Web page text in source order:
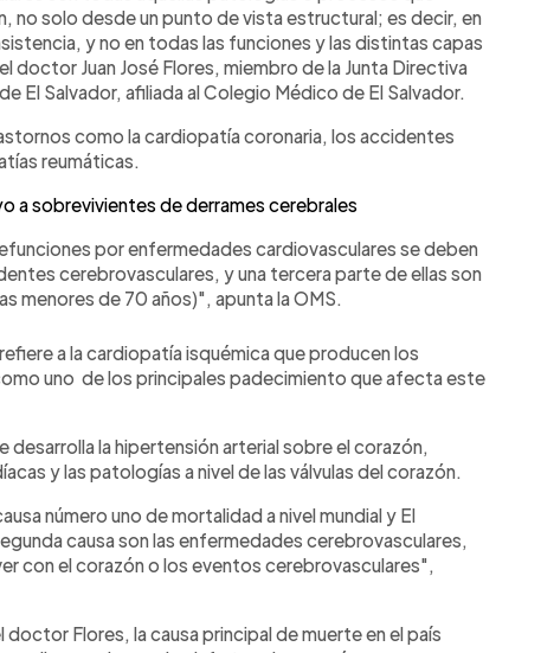
no solo desde un punto de vista estructural; es decir, en
y no en todas las funciones y las distintas capas
doctor Juan José Flores, miembro de la Junta Directiva
El Salvador, afiliada al Colegio Médico de El Salvador.
como la cardiopatía coronaria, los accidentes
reumáticas.
a sobrevivientes de derrames cerebrales
por enfermedades cardiovasculares se deben
cerebrovasculares, y una tercera parte de ellas son
menores de 70 años)", apunta la OMS.
a la cardiopatía isquémica que producen los
uno de los principales padecimiento que afecta este
desarrolla la hipertensión arterial sobre el corazón,
y las patologías a nivel de las válvulas del corazón.
número uno de mortalidad a nivel mundial y El
causa son las enfermedades cerebrovasculares,
con el corazón o los eventos cerebrovasculares",
Flores, la causa principal de muerte en el país